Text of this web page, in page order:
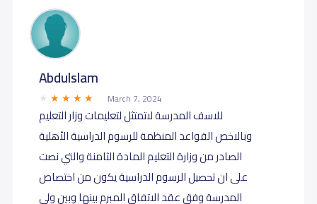
Abdulslam
March 7, 2024
للاسف المدرسة لاتمتثل لتعليمات وزار التعليم
وبالاخص القواعد المنظمة للرسوم الدراسية الأهلية
الصادر من وزارة التعليم المادة الثامنة والتي نصت
على ان تحصيل الرسوم الدراسية يكون من اختصاص
المدرسة وفق عقد الاتفاق المبرم بينها وبين ولي